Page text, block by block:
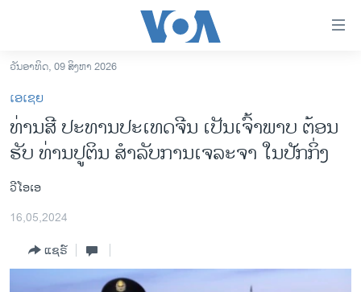
ເຂົ້າ
ຫາ
ຂ້າມ
ຂ້າມ
ຂ້າມ
ຫາ
ຊອກ
ຄົ້ນ
ລາວ
ອາເມຣິກາ
ການເລືອກຕັ້ງ ປະທານາທີບໍດີ ສະຫະລັດ 2024
ໂລກ
ເອເຊຍ
ອິດສະຫຼະພາບດ້ານການຂ່າວ
ວັນອາທິດ, 09 ສິງຫາ 2026
ເອເຊຍ
ທ່ານສີ ປະທານປະເທດຈີນ ເປັນເຈົ້າພາບ ຕ້ອນ
ຮັບ ທ່ານປູຕິນ ສຳລັບການເຈລະຈາ ໃນປັກກິ່ງ
ວີໂອເອ
16,05,2024
ແຊຣ໌